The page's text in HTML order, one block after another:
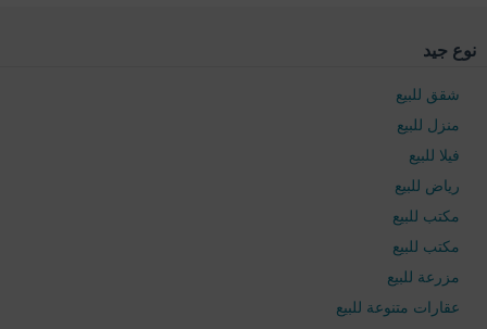
نوع جيد
شقق للبيع
منزل للبيع
فيلا للبيع
رياض للبيع
مكتب للبيع
مكتب للبيع
مزرعة للبيع
عقارات متنوعة للبيع